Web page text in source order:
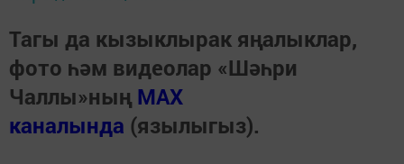
Тагы да кызыклырак яңалыклар,
фото һәм видеолар «Шәһри
Чаллы»ның MAX
каналында (язылыгыз).